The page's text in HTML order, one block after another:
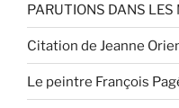
PARUTIONS DANS LES
Citation de Jeanne
Le peintre François